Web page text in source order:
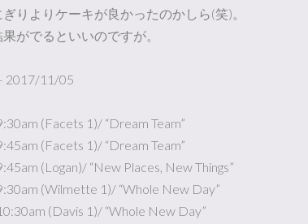
りよりケーキが良かったのかしら(笑)。
がでるといいのですが。
2017/11/05
(Facets 1)/ “Dream Team”
(Facets 1)/ “Dream Team”
(Logan)/ “New Places, New Things”
(Wilmette 1)/ “Whole New Day”
(Davis 1)/ “Whole New Day”